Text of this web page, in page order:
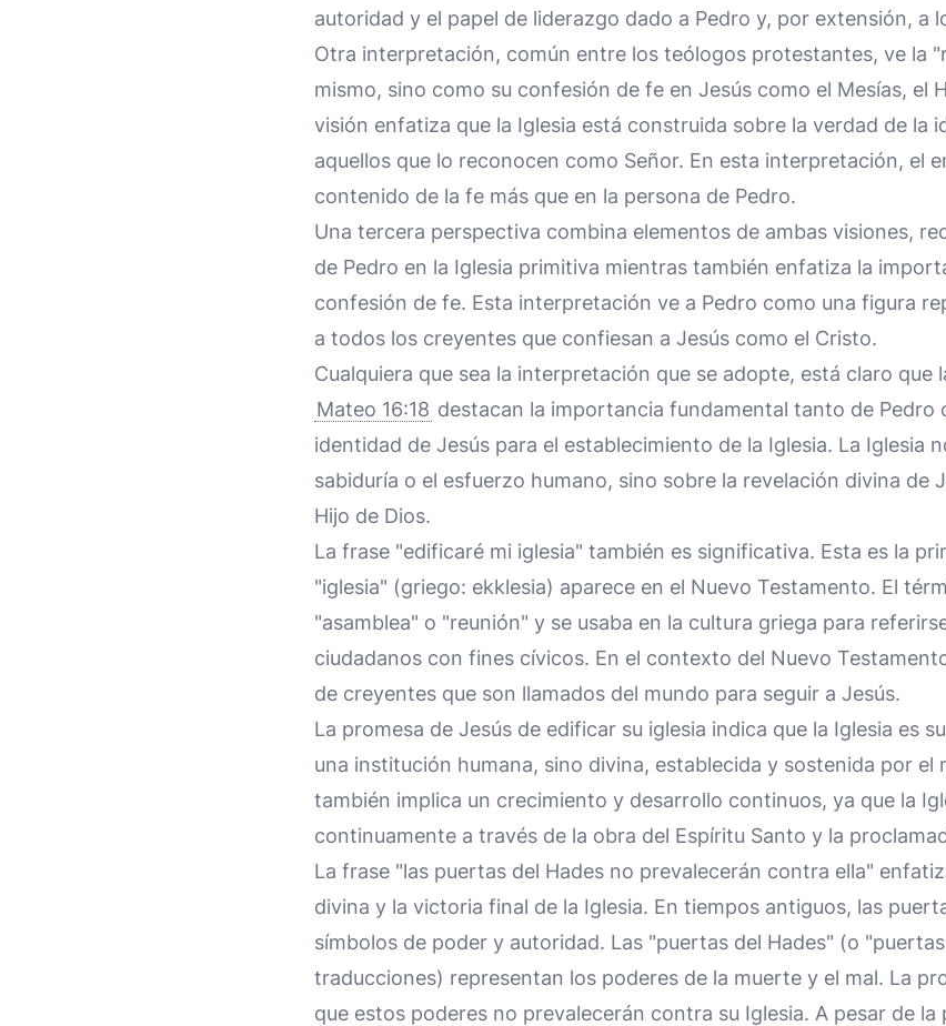
autoridad y el papel de liderazgo dado a Pedro y, por extensión, a
Otra interpretación, común entre los teólogos protestantes, ve la
mismo, sino como su confesión de fe en Jesús como el Mesías, el
visión enfatiza que la Iglesia está construida sobre la verdad de la
aquellos que lo reconocen como Señor. En esta interpretación, el
contenido de la fe más que en la persona de Pedro.
Una tercera perspectiva combina elementos de ambas visiones,
de Pedro en la Iglesia primitiva mientras también enfatiza la
confesión de fe. Esta interpretación ve a Pedro como una figura
a todos los creyentes que confiesan a Jesús como el Cristo.
Cualquiera que sea la interpretación que se adopte, está claro que
Mateo 16:18 destacan la importancia fundamental tanto de Pedro
identidad de Jesús para el establecimiento de la Iglesia. La Iglesia
sabiduría o el esfuerzo humano, sino sobre la revelación divina de
Hijo de Dios.
La frase "edificaré mi iglesia" también es significativa. Esta es la
"iglesia" (griego: ekklesia) aparece en el Nuevo Testamento. El
"asamblea" o "reunión" y se usaba en la cultura griega para
ciudadanos con fines cívicos. En el contexto del Nuevo
de creyentes que son llamados del mundo para seguir a Jesús.
La promesa de Jesús de edificar su iglesia indica que la Iglesia es
una institución humana, sino divina, establecida y sostenida por el
también implica un crecimiento y desarrollo continuos, ya que la
continuamente a través de la obra del Espíritu Santo y la
La frase "las puertas del Hades no prevalecerán contra ella"
divina y la victoria final de la Iglesia. En tiempos antiguos, las
símbolos de poder y autoridad. Las "puertas del Hades" (o
traducciones) representan los poderes de la muerte y el mal. La
que estos poderes no prevalecerán contra su Iglesia. A pesar de la